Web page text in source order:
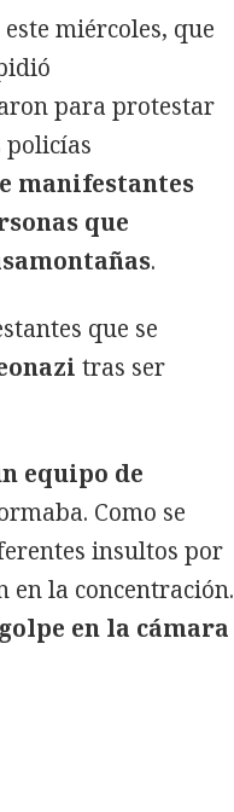
miércoles, que
para protestar
policías
manifestantes
que
.
que se
tras ser
equipo de
Como se
insultos por
en la concentración.
golpe en la cámara